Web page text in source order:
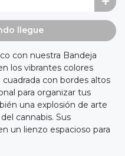
llegue
con nuestra Bandeja
los vibrantes colores
con bordes altos
para organizar tus
una explosión de arte
cannabis. Sus
un lienzo espacioso para